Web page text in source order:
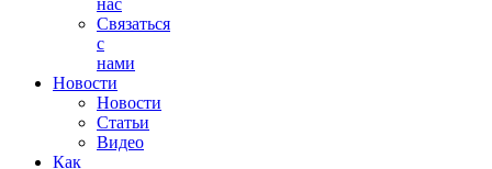
нас
Связаться
с
нами
Новости
Новости
Статьи
Видео
Как